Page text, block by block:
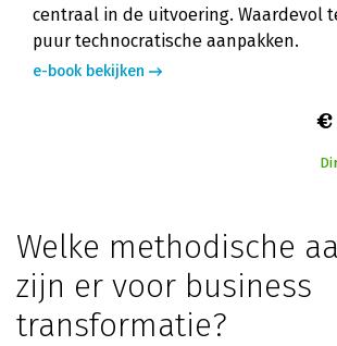
centraal in de uitvoering. Waardevol
puur technocratische aanpakken.
e-book bekijken
€
Welke methodische
zijn er voor business
transformatie?